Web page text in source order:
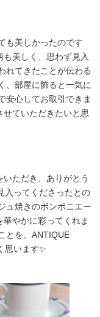
も美しかったのです
美しく、思わず見入
れてきたことが伝わる
、部屋に飾ると一気に
安心してお取引できま
せていただきたいと思
ただき、ありがとう
入ってくださったとの
ュ焼きのボンボニエー
やかに彩ってくれま
とを、ANTIQUE
思います✨